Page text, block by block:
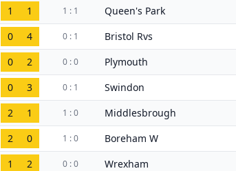
1 1 1 : 1 Queen's Park
0 4 0 : 1 Bristol Rvs
0 2 0 : 0 Plymouth
0 3 0 : 1 Swindon
2 1 1 : 0 Middlesbrough
2 0 1 : 0 Boreham W
1 2 0 : 0 Wrexham